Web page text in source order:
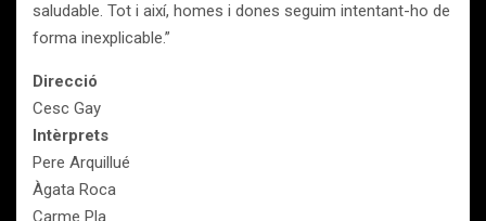
saludable. Tot i així, homes i dones seguim intentant-ho de
forma inexplicable.”
Direcció
Cesc Gay
Intèrprets
Pere Arquillué
Àgata Roca
Carme Pla